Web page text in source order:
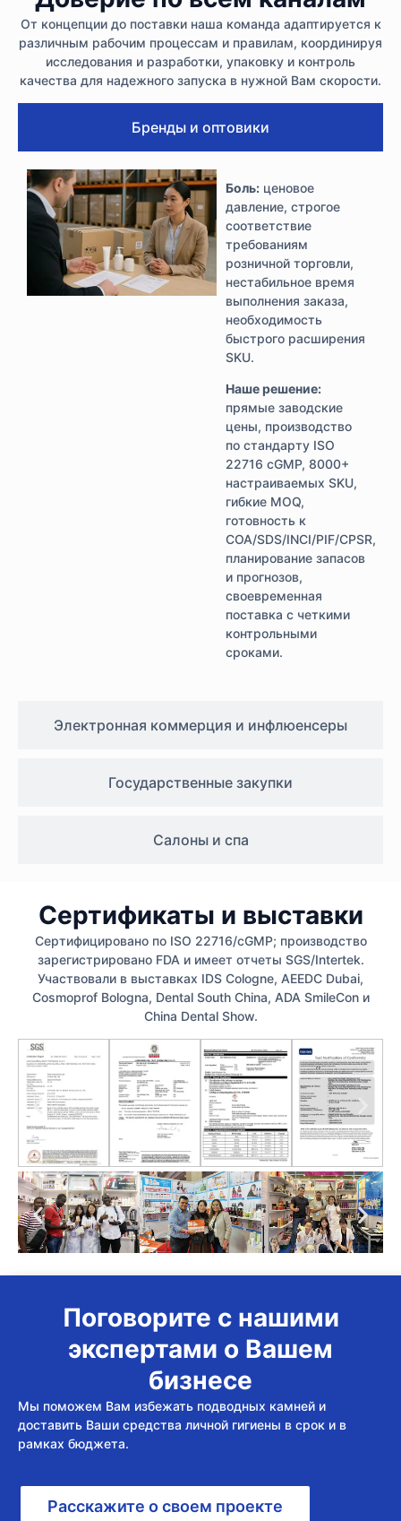
От концепции до поставки наша команда адаптируется к
различным рабочим процессам и правилам, координируя
исследования и разработки, упаковку и контроль
качества для надежного запуска в нужной Вам скорости.
Бренды и оптовики
Электронная коммерция и инфлюенсеры
Государственные закупки
Салоны и спа
Боль:ценовое
давление, строгое
соответствие
требованиям
розничной торговли,
нестабильное время
выполнения заказа,
необходимость
быстрого расширения
SKU.
Наше решение:
прямые заводские
цены, производство
по стандарту ISO
22716 cGMP, 8000+
настраиваемых SKU,
гибкие MOQ,
готовность к
COA/SDS/INCI/PIF/CPSR,
планирование запасов
и прогнозов,
своевременная
поставка с четкими
контрольными
сроками.
Сертификаты и выставки
Сертифицировано по ISO 22716/cGMP; производство
зарегистрировано FDA и имеет отчеты SGS/Intertek.
Участвовали в выставках IDS Cologne, AEEDC Dubai,
Cosmoprof Bologna, Dental South China, ADA SmileCon и
China Dental Show.
Поговорите с нашими
экспертами о Вашем
бизнесе
Мы поможем Вам избежать подводных камней и
доставить Ваши средства личной гигиены в срок и в
рамках бюджета.
Расскажите о своем проекте